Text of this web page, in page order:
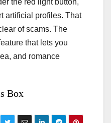
the red light button,
artificial profiles. That
of scams. The
that lets you
and romance
Box